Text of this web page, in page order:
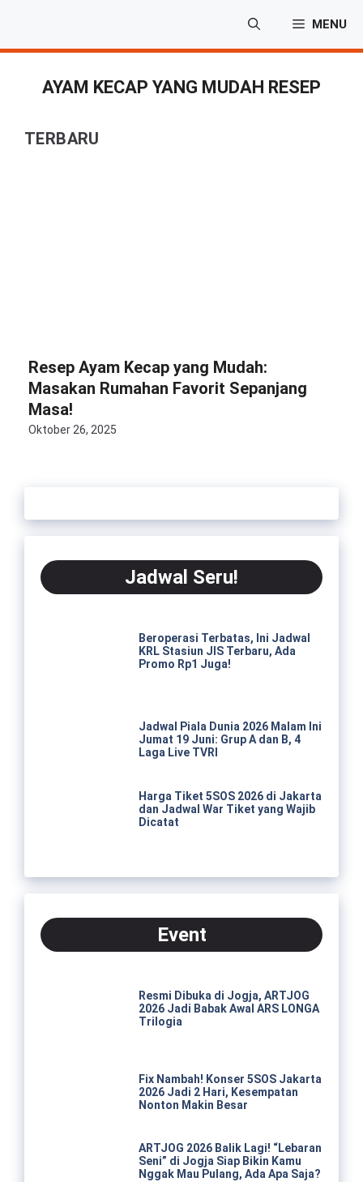
isi
MENU
AYAM KECAP YANG MUDAH RESEP
TERBARU
Resep Ayam Kecap yang Mudah:
Masakan Rumahan Favorit Sepanjang
Masa!
Oktober 26, 2025
Jadwal Seru!
Beroperasi Terbatas, Ini Jadwal
KRL Stasiun JIS Terbaru, Ada
Promo Rp1 Juga!
Jadwal Piala Dunia 2026 Malam Ini
Jumat 19 Juni: Grup A dan B, 4
Laga Live TVRI
Harga Tiket 5SOS 2026 di Jakarta
dan Jadwal War Tiket yang Wajib
Dicatat
Event
Resmi Dibuka di Jogja, ARTJOG
2026 Jadi Babak Awal ARS LONGA
Trilogia
Fix Nambah! Konser 5SOS Jakarta
2026 Jadi 2 Hari, Kesempatan
Nonton Makin Besar
ARTJOG 2026 Balik Lagi! “Lebaran
Seni” di Jogja Siap Bikin Kamu
Nggak Mau Pulang, Ada Apa Saja?